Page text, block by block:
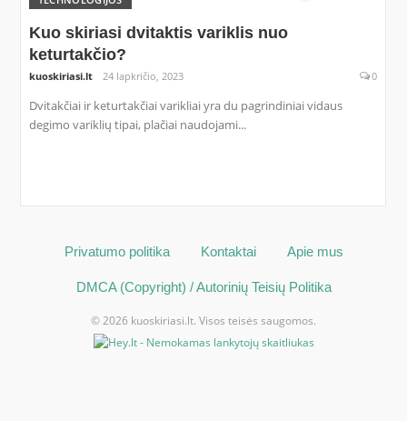
Kuo skiriasi dvitaktis variklis nuo
keturtakčio?
kuoskiriasi.lt 24 lapkričio, 2023 0
Dvitakčiai ir keturtakčiai varikliai yra du pagrindiniai vidaus
degimo variklių tipai, plačiai naudojami...
Privatumo politika Kontaktai Apie mus
DMCA (Copyright) / Autorinių Teisių Politika
© 2026 kuoskiriasi.lt. Visos teisės saugomos.